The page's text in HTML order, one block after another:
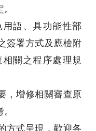
語、具功能性部
簽署方式及應檢附
關之程序處理規
，增修相關審查原
方式呈現，歡迎各